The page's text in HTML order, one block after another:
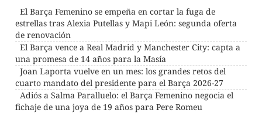
El Barça Femenino se empeña en cortar la fuga de
estrellas tras Alexia Putellas y Mapi León: segunda oferta
de renovación
El Barça vence a Real Madrid y Manchester City: capta a
una promesa de 14 años para la Masía
Joan Laporta vuelve en un mes: los grandes retos del
cuarto mandato del presidente para el Barça 2026-27
Adiós a Salma Paralluelo: el Barça Femenino negocia el
fichaje de una joya de 19 años para Pere Romeu